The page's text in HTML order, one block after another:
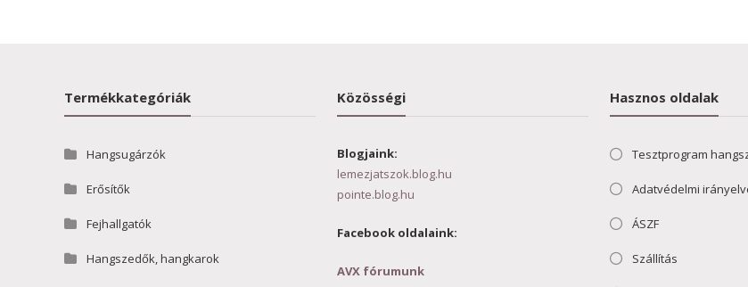
Termékkategóriák
Hangsugárzók
Erősítők
Fejhallgatók
Hangszedők, hangkarok
Közösségi
Blogjaink:
lemezjatszok.blog.hu
pointe.blog.hu
Facebook oldalaink:
AVX fórumunk
Hasznos oldalak
Tesztprogram
Adatvédelmi
ÁSZF
Szállítás